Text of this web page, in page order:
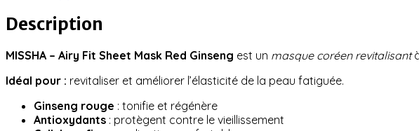
Description
MISSHA – Airy Fit Sheet Mask Red Ginseng est un masque coréen revitalisant
Idéal pour : revitaliser et améliorer l’élasticité de la peau fatiguée.
Ginseng rouge : tonifie et régénère
Antioxydants : protègent contre le vieillissement